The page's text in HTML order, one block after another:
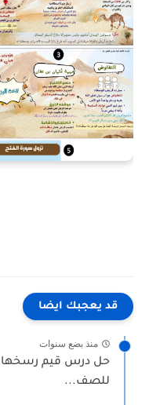
قد يعجبك ايضا
منذ بضع سنوات
حل درس قيم رسخها
للصف...